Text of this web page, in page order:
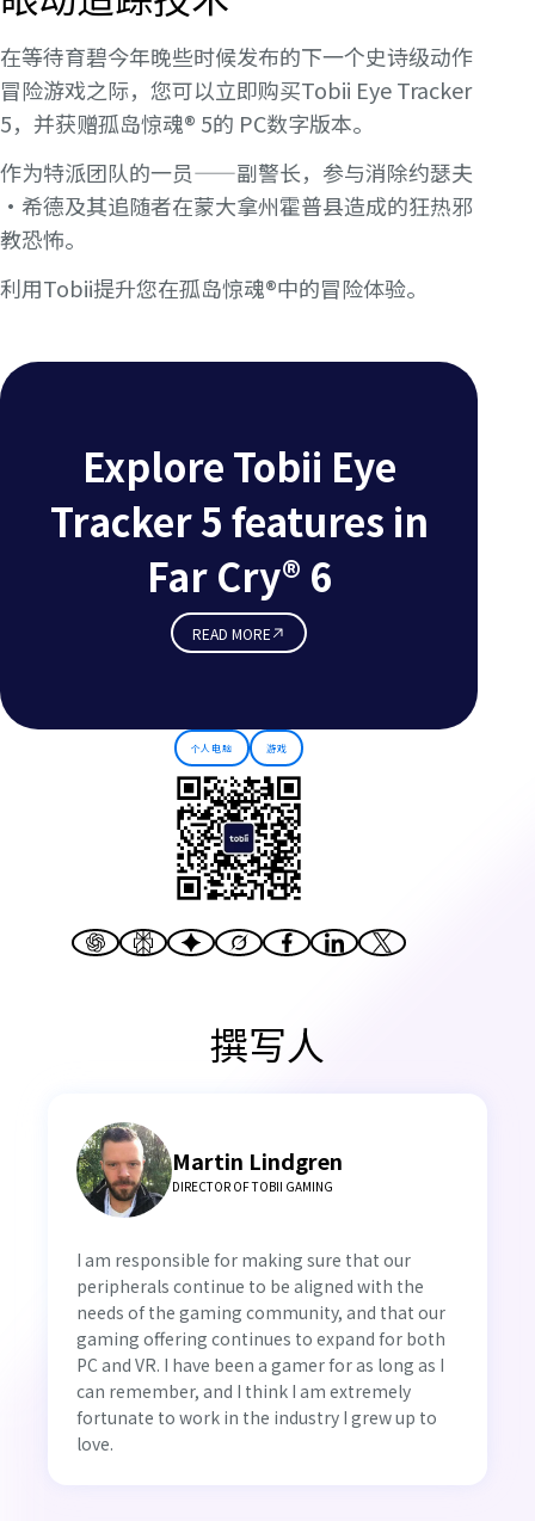
在等待育碧今年晚些时候发布的下一个史诗级动作
冒险游戏之际，您可以立即购买Tobii Eye Tracker
5，并获赠孤岛惊魂® 5的 PC数字版本。
作为特派团队的一员——副警长，参与消除约瑟夫
·希德及其追随者在蒙大拿州霍普县造成的狂热邪
教恐怖。
利用Tobii提升您在孤岛惊魂®中的冒险体验。
Explore Tobii Eye
Tracker 5 features in
Far Cry® 6
READ MORE
个人电脑 游戏
撰写人
Martin Lindgren
DIRECTOR OF TOBII GAMING
I am responsible for making sure that our
peripherals continue to be aligned with the
needs of the gaming community, and that our
gaming offering continues to expand for both
PC and VR. I have been a gamer for as long as I
can remember, and I think I am extremely
fortunate to work in the industry I grew up to
love.